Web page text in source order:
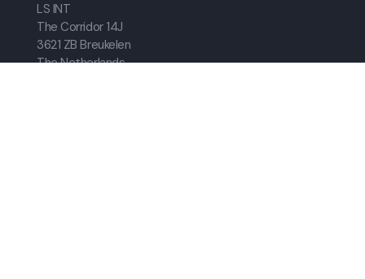
LS INT
The Corridor 14J
3621 ZB Breukelen
The Netherlands